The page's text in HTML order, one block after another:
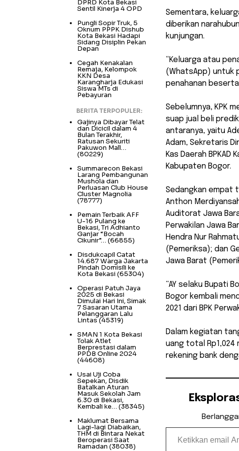
Sementara,
diberikan
kunjungan.
“Keluarga atau
(WhatsApp) untuk
penahanan
Sebelumnya, KPK
suap jual beli
antaranya, yaitu
Adam, Sekretaris
Kas Daerah BPKAD
Kabupaten Bogor.
Sedangkan empat
Anthon
Auditorat Jawa
Perwakilan Jawa
Hendra Nur
(Pemeriksa); dan
Jawa Barat
“AY selaku Bupati
Bogor kembali
2021 dari BPK
Dalam kegiatan
uang total Rp1,024
rekening bank
Ketikkan email Anda...
DPRD Kota Bekasi
Sentil Kinerja 4 OPD
Pungli Sopir Truk, 5
Oknum PPPK Dishub
Kota Bekasi Hadapi
Sidang Disiplin Pekan
Depan
Cegah Kenakalan
Remaja, Kelompok
KKN Desa
Karangharja Edukasi
Siswa MTs di
Pebayuran
BERITA TERPOPULER:
Gajinya Dibayar Telat
dan Dicicil dalam 4
Bulan Terakhir,
Ratusan Sekuriti
Pakuwon Mall…
(80229)
Summarecon Bekasi
Larang Pembangunan
Mushola dan
Perluasan Club House
Cluster Magnolia
(78777)
Pemain Terbaik AFF
U-16 Pulang ke
Bekasi, Tri Adhianto
Ganjar “Bocah
Cikunir”… (66855)
Disdukcapil Catat
14.687 Warga Jakarta
Pindah Domisili ke
Kota Bekasi (65304)
Operasi Patuh Jaya
2025 di Bekasi
Dimulai Hari Ini, Simak
7 Sasaran Utama
Pelanggaran Lalu
Lintas(45319)
SMAN 1 Kota Bekasi
Tolak Atlet
Berprestasi dalam
PPDB Online 2024
(44608)
Usai Uji Coba
Sepekan, Disdik
Batalkan Aturan
Masuk Sekolah Jam
6.30 di Bekasi,
Kembali ke… (38345)
Maklumat Bersama
Lagi-lagi Diabaikan,
THM di Bintara Nekat
Beroperasi Saat
Ramadan (38038)